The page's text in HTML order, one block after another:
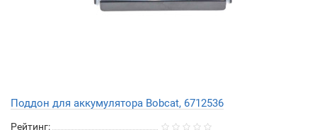
Поддон для аккумулятора Bobcat, 6712536
Рейтинг: